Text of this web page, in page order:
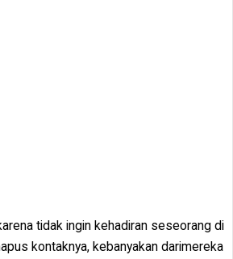
tidak ingin kehadiran seseorang di
kontaknya, kebanyakan darimereka